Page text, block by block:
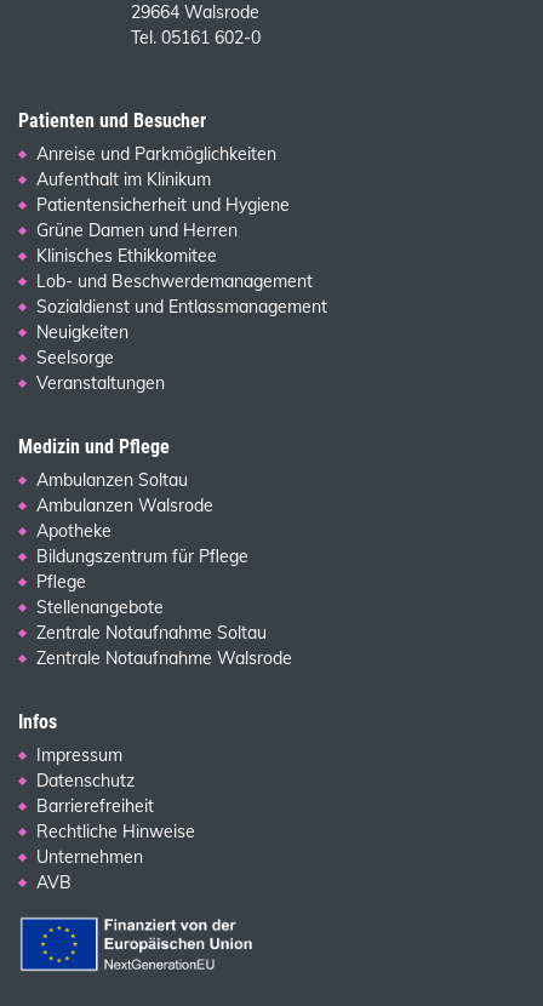
29664 Walsrode
Tel. 05161 602-0
Patienten und Besucher
Anreise und Parkmöglichkeiten
Aufenthalt im Klinikum
Patientensicherheit und Hygiene
Grüne Damen und Herren
Klinisches Ethikkomitee
Lob- und Beschwerdemanagement
Sozialdienst und Entlassmanagement
Neuigkeiten
Seelsorge
Veranstaltungen
Medizin und Pflege
Ambulanzen Soltau
Ambulanzen Walsrode
Apotheke
Bildungszentrum für Pflege
Pflege
Stellenangebote
Zentrale Notaufnahme Soltau
Zentrale Notaufnahme Walsrode
Infos
Impressum
Datenschutz
Barrierefreiheit
Rechtliche Hinweise
Unternehmen
AVB